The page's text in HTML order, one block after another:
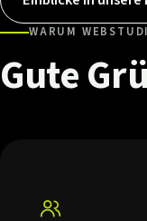
WARUM
Gute